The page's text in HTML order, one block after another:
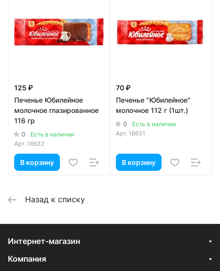
125 ₽
Печенье Юбилейное
молочное глазированное
116 гр
0
Есть в наличии
Арт. 16632
В корзину
70 ₽
Печенье "Юбилейное"
молочное 112 г (1шт.)
0
Есть в наличии
Арт. 16631
В корзину
Назад к списку
Интернет-магазин
Компания